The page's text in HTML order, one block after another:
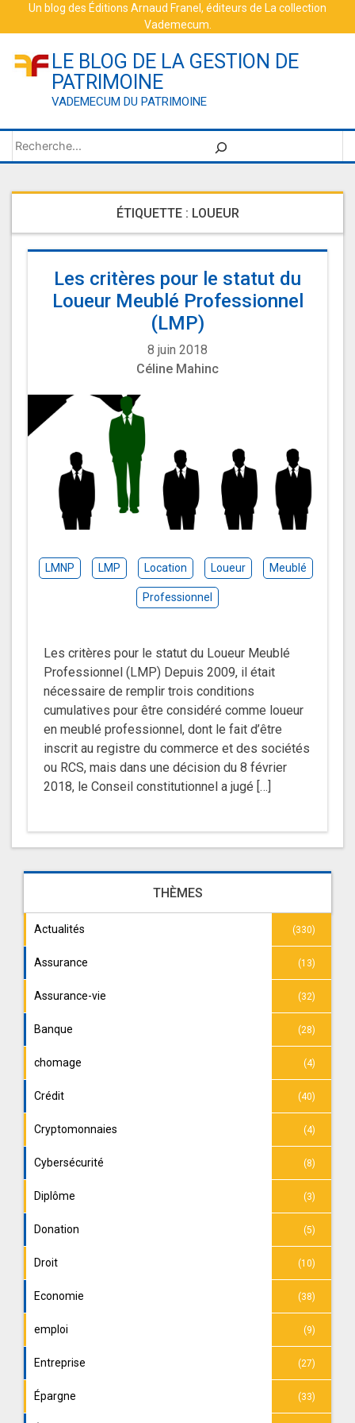
Un blog des Éditions Arnaud Franel , éditeurs de La collection
Vademecum
LE BLOG DE LA GESTION DE
PATRIMOINE
VADEMECUM DU PATRIMOINE
Rechercher
ÉTIQUETTE : LOUEUR
Les critères pour le statut du
Loueur Meublé Professionnel
(LMP)
8 juin 2018
Céline Mahinc
LMNP LMP Location Loueur Meublé
Professionnel
Les critères pour le statut du Loueur Meublé
Professionnel (LMP) Depuis 2009, il était
nécessaire de remplir trois conditions
cumulatives pour être considéré comme loueur
en meublé professionnel, dont le fait d’être
inscrit au registre du commerce et des sociétés
ou RCS, mais dans une décision du 8 février
2018, le Conseil constitutionnel a jugé […]
THÈMES
Actualités (330)
Assurance (13)
Assurance-vie (32)
Banque (28)
chomage (4)
Crédit (40)
Cryptomonnaies (4)
Cybersécurité (8)
Diplôme (3)
Donation (5)
Droit (10)
Economie (38)
emploi (9)
Entreprise (27)
Épargne (33)